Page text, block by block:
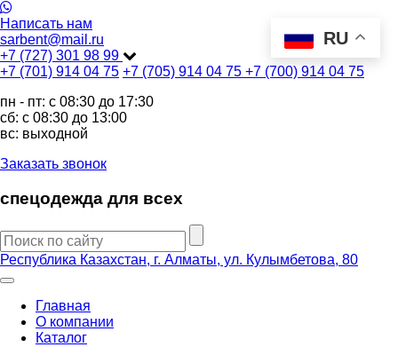
Написать нам
sarbent@mail.ru
+7 (727) 301 98 99
+7 (701) 914 04 75 +7 (705) 914 04 75 +7 (700) 914 04 75
пн - пт: c 08:30 до 17:30
сб: c 08:30 до 13:00
вс: выходной
Заказать звонок
спецодежда для всех
Республика Казахстан, г. Алматы, ул. Кулымбетова, 80
Главная
О компании
Каталог
RU